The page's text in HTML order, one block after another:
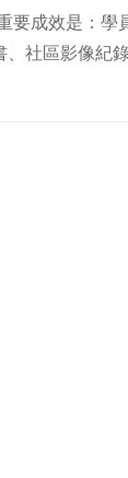
成效是：學
社區影像紀